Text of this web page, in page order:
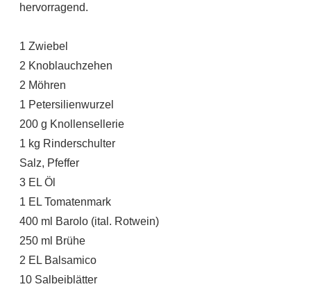
hervorragend.
1 Zwiebel
2 Knoblauchzehen
2 Möhren
1 Petersilienwurzel
200 g Knollensellerie
1 kg Rinderschulter
Salz, Pfeffer
3 EL Öl
1 EL Tomatenmark
400 ml Barolo (ital. Rotwein)
250 ml Brühe
2 EL Balsamico
10 Salbeiblätter